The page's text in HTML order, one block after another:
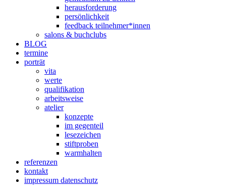
herausforderung
persönlichkeit
feedback teilnehmer*innen
salons & buchclubs
BLOG
termine
porträt
vita
werte
qualifikation
arbeitsweise
atelier
konzepte
im gegenteil
lesezeichen
stiftproben
warmhalten
referenzen
kontakt
impressum datenschutz